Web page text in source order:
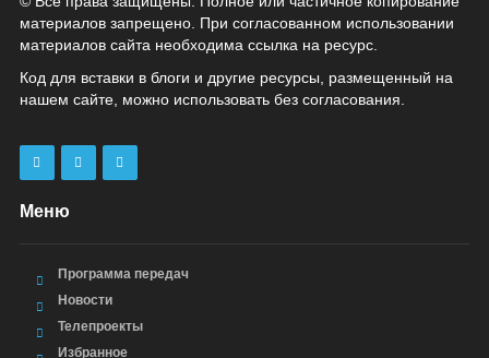
материалов запрещено. При согласованном использовании
материалов сайта необходима ссылка на ресурс.
Код для вставки в блоги и другие ресурсы, размещенный на
нашем сайте, можно использовать без согласования.
Меню
Программа передач
Новости
Телепроекты
Избранное